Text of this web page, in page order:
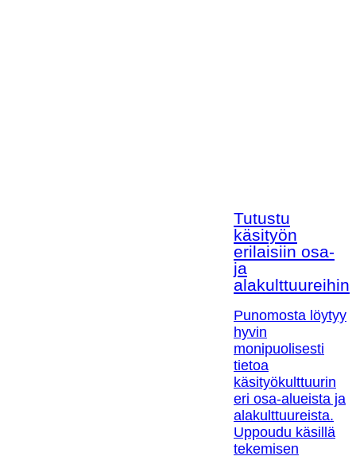
Tutustu
käsityön
erilaisiin osa-
ja
alakulttuureihin!
Punomosta löytyy
hyvin
monipuolisesti
tietoa
käsityökulttuurin
eri osa-alueista ja
alakulttuureista.
Uppoudu käsillä
tekemisen